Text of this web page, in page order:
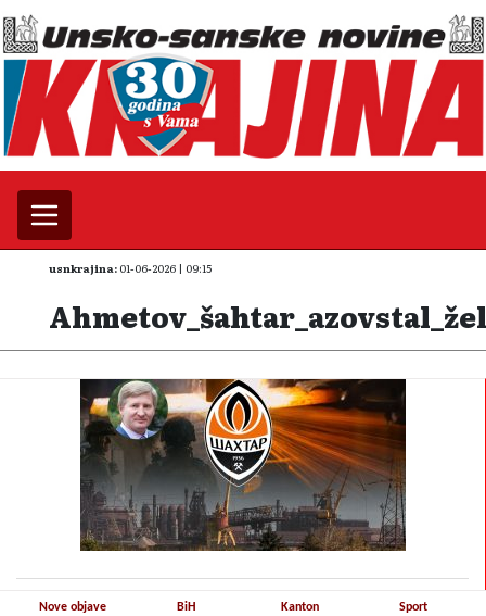
usnkrajina: 01-06-2026 | 09:15
Nove objave BiH Kanton Sport